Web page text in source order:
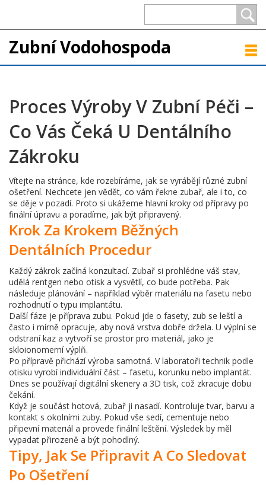
Zubní Vodohospoda
Proces Výroby V Zubní Péči –
Co Vás Čeká U Dentálního
Zákroku
Vítejte na stránce, kde rozebíráme, jak se vyrábějí různé zubní
ošetření. Nechcete jen vědět, co vám řekne zubař, ale i to, co
se děje v pozadí. Proto si ukážeme hlavní kroky od přípravy po
finální úpravu a poradíme, jak být připravený.
Krok Za Krokem Běžných
Dentálních Procedur
Každý zákrok začíná konzultací. Zubař si prohlédne váš stav,
udělá rentgen nebo otisk a vysvětlí, co bude potřeba. Pak
následuje plánování – například výběr materiálu na fasetu nebo
rozhodnutí o typu implantátu.
Další fáze je příprava zubu. Pokud jde o fasety, zub se leští a
často i mírně opracuje, aby nová vrstva dobře držela. U výplní se
odstraní kaz a vytvoří se prostor pro materiál, jako je
skloionomerní výplň.
Po přípravě přichází výroba samotná. V laboratoři technik podle
otisku vyrobí individuální část – fasetu, korunku nebo implantát.
Dnes se používají digitální skenery a 3D tisk, což zkracuje dobu
čekání.
Když je součást hotová, zubař ji nasadí. Kontroluje tvar, barvu a
kontakt s okolními zuby. Pokud vše sedí, cementuje nebo
připevní materiál a provede finální leštění. Výsledek by měl
vypadat přirozeně a být pohodlný.
Tipy, Jak Se Připravit A Co Sledovat
Po Ošetření